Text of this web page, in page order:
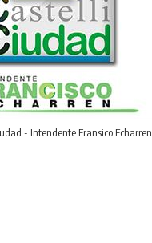
- Intendente Fransico Echarren